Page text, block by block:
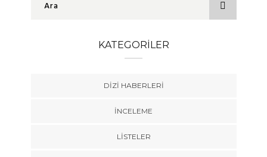
KATEGORILER
DIZI HABERLERI
İNCELEME
LISTELER